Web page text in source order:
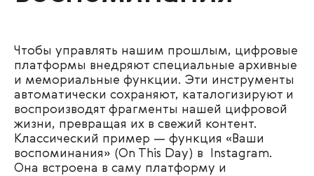
Чтобы управлять нашим прошлым, цифровые
платформы внедряют специальные архивные
и мемориальные функции. Эти инструменты
автоматически сохраняют, каталогизируют и
воспроизводят фрагменты нашей цифровой
жизни, превращая их в свежий контент.
Классический пример — функция «Ваши
воспоминания» (On This Day) в Instagram.
Она встроена в саму платформу и